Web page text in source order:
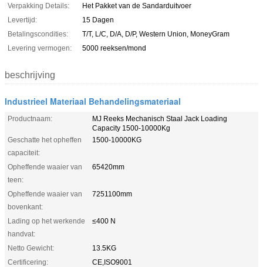
Verpakking Details:
Het Pakket van de Sandarduitvoer
Levertijd:
15 Dagen
Betalingscondities:
T/T, L/C, D/A, D/P, Western Union, MoneyGram
Levering vermogen:
5000 reeksen/mond
beschrijving
Industrieel Materiaal Behandelingsmateriaal
Productnaam:
MJ Reeks Mechanisch Staal Jack Loading
Capacity 1500-10000Kg
Geschatte het opheffen
capaciteit:
1500-10000KG
Opheffende waaier van
teen:
65420mm
Opheffende waaier van
bovenkant:
7251100mm
Lading op het werkende
handvat:
≤400 N
Netto Gewicht:
13.5KG
Certificering:
CE,ISO9001